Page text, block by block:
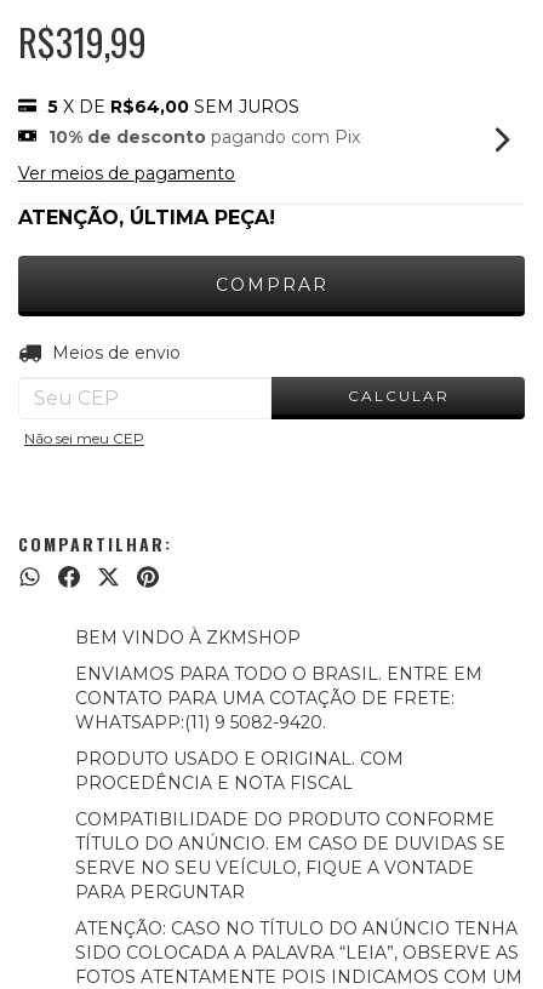
R$319,99
5 X DE R$64,00 SEM JUROS
10% de desconto pagando com Pix
Ver meios de pagamento
ATENÇÃO, ÚLTIMA PEÇA!
Entregas para o CEP:
Meios de envio
CALCULAR
Não sei meu CEP
COMPARTILHAR:
BEM VINDO À ZKMSHOP
ENVIAMOS PARA TODO O BRASIL. ENTRE EM
CONTATO PARA UMA COTAÇÃO DE FRETE:
WHATSAPP:(11) 9 5082-9420.
PRODUTO USADO E ORIGINAL. COM
PROCEDÊNCIA E NOTA FISCAL
COMPATIBILIDADE DO PRODUTO CONFORME
TÍTULO DO ANÚNCIO. EM CASO DE DUVIDAS SE
SERVE NO SEU VEÍCULO, FIQUE A VONTADE
PARA PERGUNTAR
ATENÇÃO: CASO NO TÍTULO DO ANÚNCIO TENHA
SIDO COLOCADA A PALAVRA “LEIA”, OBSERVE AS
FOTOS ATENTAMENTE POIS INDICAMOS COM UM